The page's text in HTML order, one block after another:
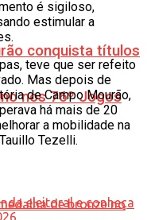
conquista títulos
nos 76º Jogos
é sigiloso,
estimular a
teve que ser refeito
Mas depois de
de Campo Mourão,
há mais de 20
a mobilidade na
Tezelli.